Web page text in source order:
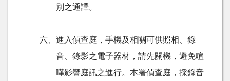
別之通譯。
六、進入偵查庭，手機及相關可供照相、錄
音、錄影之電子器材，請先關機，避免喧
嘩影響庭訊之進行。本署偵查庭，採錄音